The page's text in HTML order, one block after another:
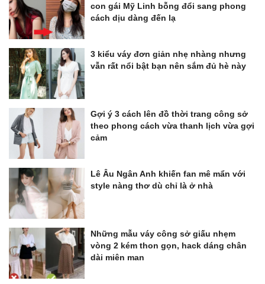
con gái Mỹ Linh bỗng đổi sang phong
cách dịu dàng đến lạ
3 kiểu váy đơn giản nhẹ nhàng nhưng
vẫn rất nổi bật bạn nên sắm đủ hè này
Gợi ý 3 cách lên đồ thời trang công sở
theo phong cách vừa thanh lịch vừa gợi
cảm
Lê Âu Ngân Anh khiến fan mê mẩn với
style nàng thơ dù chỉ là ở nhà
Những mẫu váy công sở giấu nhẹm
vòng 2 kém thon gọn, hack dáng chân
dài miên man